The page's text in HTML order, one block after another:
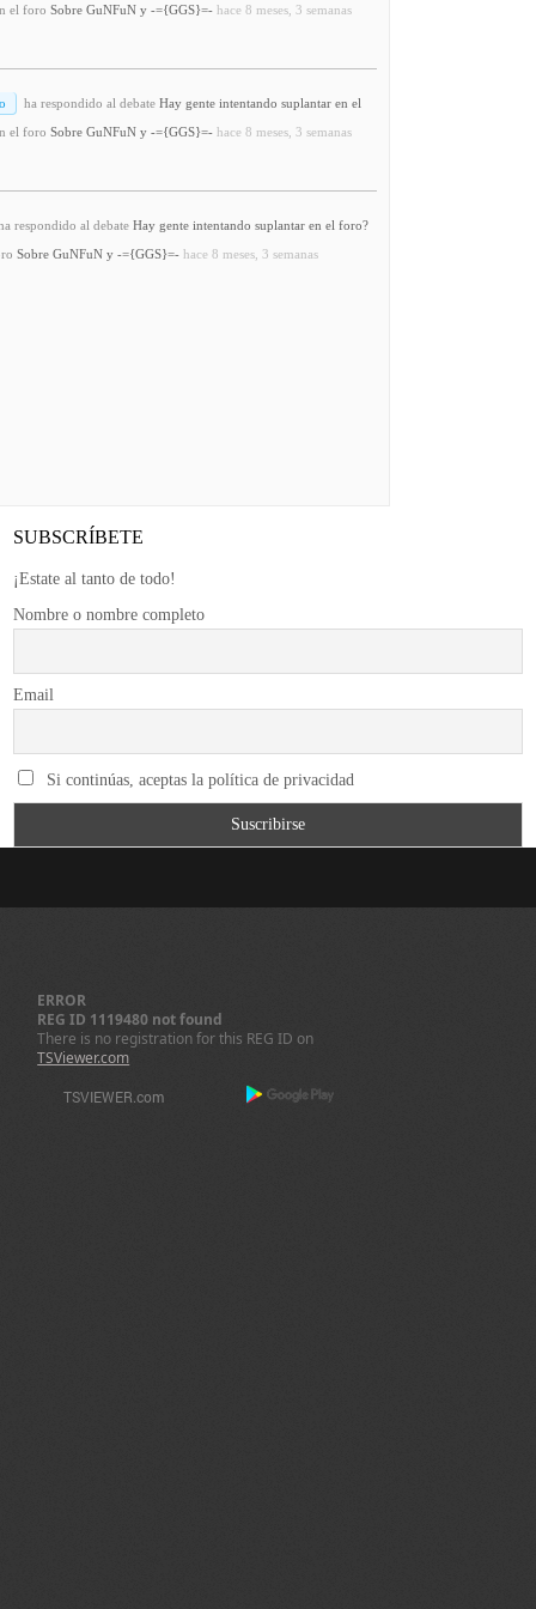
el foro Sobre GuNFuN y -={GGS}=- hace 8 meses, 3 semanas
ha respondido al debate Hay gente intentando suplantar en el
el foro Sobre GuNFuN y -={GGS}=- hace 8 meses, 3 semanas
respondido al debate Hay gente intentando suplantar en el foro?
Sobre GuNFuN y -={GGS}=- hace 8 meses, 3 semanas
SUBSCRÍBETE
¡Estate al tanto de todo!
Nombre o nombre completo
Email
Si continúas, aceptas la política de privacidad
ERROR
REG ID 1119480 not found
There is no registration for this REG ID on
TSViewer.com